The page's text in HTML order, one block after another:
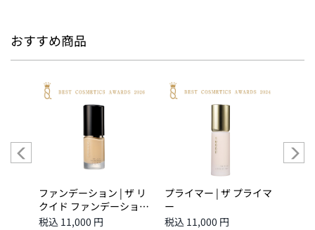
おすすめ商品
ファンデーション | ザ リ
クイド ファンデーション
ｅ 110
税込 11,000 円
プライマー | ザ プライマ
ー
税込 11,000 円